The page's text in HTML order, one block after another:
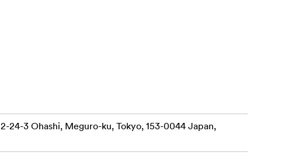
24-3 Ohashi, Meguro-ku, Tokyo, 153-0044 Japan,